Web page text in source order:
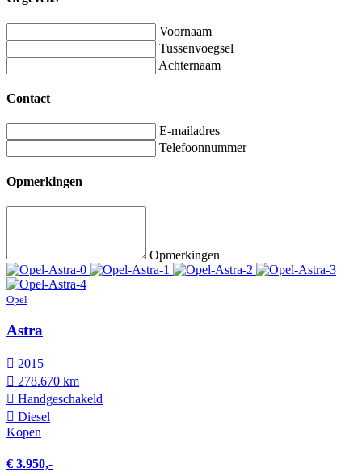
Voornaam
Tussenvoegsel
Achternaam
Contact
E-mailadres
Telefoonnummer
Opmerkingen
Opmerkingen
Opel
Astra
2015
278.670 km
Hand­geschakeld
Diesel
Kopen
€ 3.950,-